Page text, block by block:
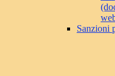
Sanzioni